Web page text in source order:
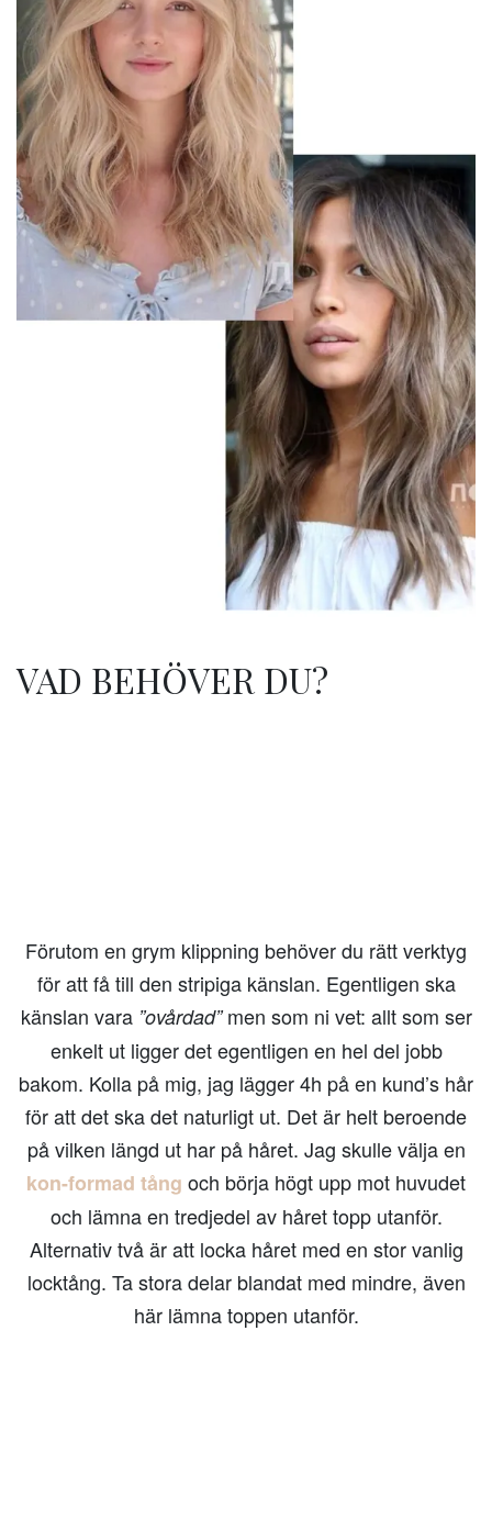
VAD BEHÖVER DU?
Förutom en grym klippning behöver du rätt verktyg
för att få till den stripiga känslan. Egentligen ska
känslan vara”ovårdad”men som ni vet: allt som ser
enkelt ut ligger det egentligen en hel del jobb
bakom. Kolla på mig, jag lägger 4h på en kund’s hår
för att det ska det naturligt ut. Det är helt beroende
på vilken längd ut har på håret. Jag skulle välja en
kon-formad tång och börja högt upp mot huvudet
och lämna en tredjedel av håret topp utanför.
Alternativ två är att locka håret med en stor vanlig
locktång. Ta stora delar blandat med mindre, även
här lämna toppen utanför.